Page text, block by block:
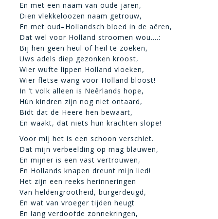
En met een naam van oude jaren,
Dien vlekkeloozen naam getrouw,
En met oud–Hollandsch bloed in de aêren,
Dat wel voor Holland stroomen wou….:
Bij hen geen heul of heil te zoeken,
Uws adels diep gezonken kroost,
Wier wufte lippen Holland vloeken,
Wier fletse wang voor Holland bloost!
In ’t volk alleen is Neêrlands hope,
Hùn kindren zijn nog niet ontaard,
Bidt dat de Heere hen bewaart,
En waakt, dat niets hun krachten slope!
Voor mij het is een schoon verschiet.
Dat mijn verbeelding op mag blauwen,
En mijner is een vast vertrouwen,
En Hollands knapen dreunt mijn lied!
Het zijn een reeks herinneringen
Van heldengrootheid, burgerdeugd,
En wat van vroeger tijden heugt
En lang verdoofde zonnekringen,